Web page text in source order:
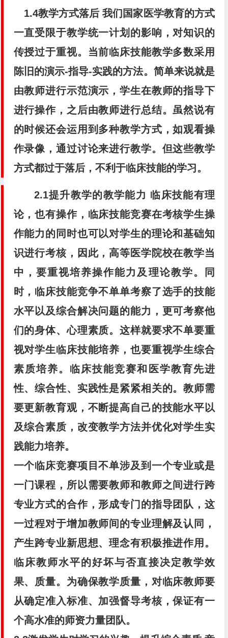
1.4教学方式落后 我们国家医学教育的方式
一直受限于教学统一计划的影响，对知识的
传授过于重视。当前临床技能教学多数采用
陈旧的演示-指导-实践的方法。简单来说就是
由教师进行示范演示，学生在教师的指导下
进行操作，之后由教师进行总结。虽然说有
的时候还会运用到多种教学方式，如观看操
作录像，通过讨论来进行教学。但这些教学
方式都过于落后，不利于临床技能的学习。
2.1提升教学的教学能力 临床技能有理
论，也有操作，临床技能竞赛在考核学生操
作能力的同时也可以对学生的理论和基础知
识进行考核，因此，高等医学院校在教学当
中，要重视培养操作能力及理论教学。同
时，临床技能竞争不单单考察了选手的技能
水平以及综合解决问题的能力，更可考察他
们的身体、心理素质。这样就要求不单要重
视对学生临床技能培养，也要重视学生综合
素质培养。临床技能竞赛和医学教育先进
性、综合性、实践性是紧紧相关的。教师需
要更新教育观，不断提高自己的技能水平以
及综合素质，改变教学方法并优化对学生实
践能力培养。
一个临床竞赛项目不单涉及到一个专业或是
一门课程，所以需要教师和教师之间进行跨
专业方式的合作，形成专门的指导团队，这
一过程对于增加教师间的专业理解及认同，
产生跨专业新思想、理念有积极推进作用。
临床教师水平的好坏与否直接决定教学效
果、质量。为确保教学质量，对临床教师要
从确定准入标准、加强督导考核，保证有一
个高水准的师资力量团队。